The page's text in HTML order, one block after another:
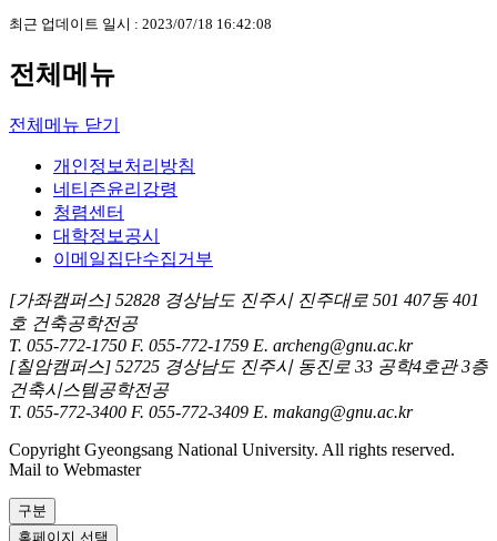
최근 업데이트 일시 : 2023/07/18 16:42:08
전체메뉴
전체메뉴 닫기
개인정보처리방침
네티즌윤리강령
청렴센터
대학정보공시
이메일집단수집거부
[가좌캠퍼스] 52828 경상남도 진주시 진주대로 501 407동 401
호 건축공학전공
T. 055-772-1750 F. 055-772-1759 E. archeng@gnu.ac.kr
[칠암캠퍼스] 52725 경상남도 진주시 동진로 33 공학4호관 3층
건축시스템공학전공
T. 055-772-3400 F. 055-772-3409 E. makang@gnu.ac.kr
Copyright Gyeongsang National University. All rights reserved.
Mail to Webmaster
구분
홈페이지 선택